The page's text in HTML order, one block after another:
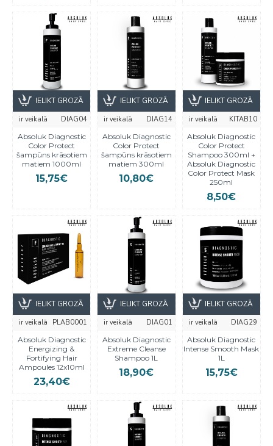
ir veikalā
DIAG04
Absoluk Diagnostic
Color Protect
šampūns krāsotiem
matiem 1000ml
15,75€
IELIKT GROZĀ
ir veikalā
DIAG14
Absoluk Diagnostic
Color Protect
šampūns krāsotiem
matiem 300ml
10,80€
IELIKT GROZĀ
ir veikalā
KITAB10
Absoluk Diagnostic
Color Protect
Shampoo 300ml +
Absoluk Diagnostic
Color Protect Mask
250ml
8,50€
IELIKT GROZĀ
ir veikalā
PLAB0001
Absoluk Diagnostic
Energizing &
Fortifying Hair
Ampoules 12x10ml
23,40€
IELIKT GROZĀ
ir veikalā
DIAG01
Absoluk Diagnostic
Extreme Cleanse
Shampoo 1L
18,90€
IELIKT GROZĀ
ir veikalā
DIAG29
Absoluk Diagnostic
Intense Smooth Mask
1L
15,75€
IELIKT GROZĀ